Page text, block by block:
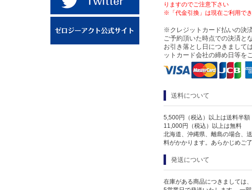
りますのでご注意下さい
※「代金引換」は現在ご利用で
※クレジットカード払いの決
ご予約頂いた時点での決済と
お引き落とし日につきまして
ットカード会社の締め日等を
送料について
5,500円（税込）以上は送料半額
11,000円（税込）以上は無料
北海道、沖縄県、離島の場合、
料がかかります。あらかじめご了
発送について
在庫がある商品につきましては